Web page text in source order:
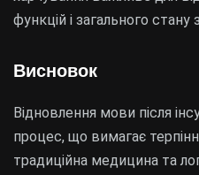
функцій і загального стану
Висновок
Відновлення мови після
процес, що вимагає
традиційна медицина та